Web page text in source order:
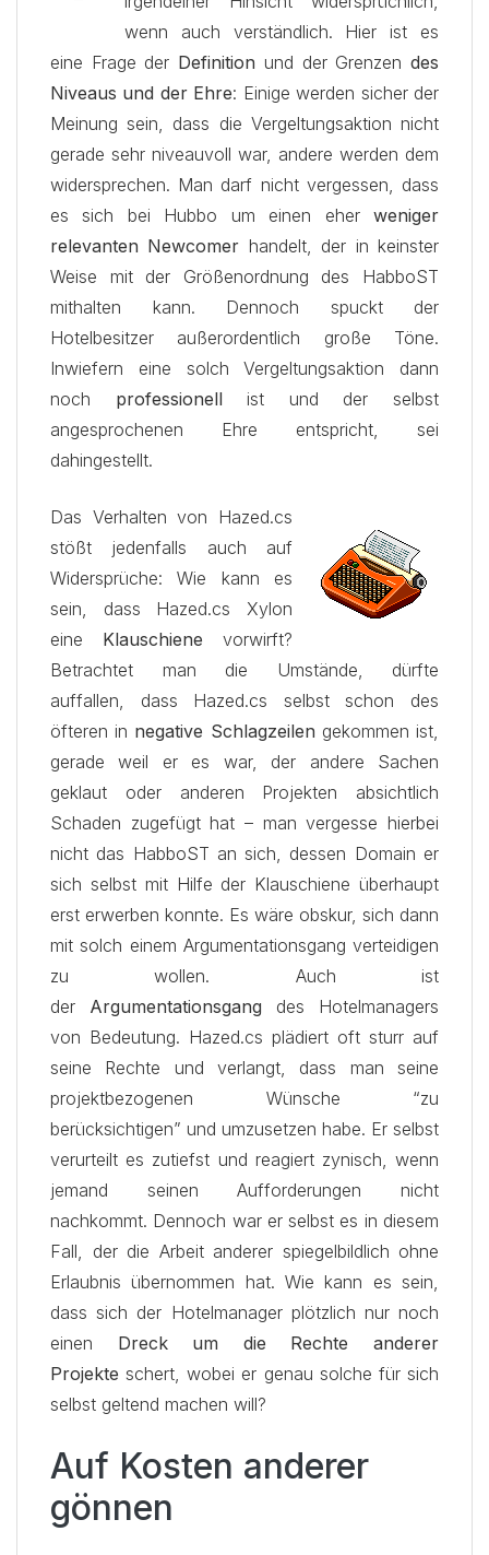
wenn auch verständlich. Hier ist es
eine Frage der Definition und der Grenzendes
Niveaus und der Ehre: Einige werden sicher der
Meinung sein, dass die Vergeltungsaktion nicht
gerade sehr niveauvoll war, andere werden dem
widersprechen. Man darf nicht vergessen, dass
es sich bei Hubbo um einen eher weniger
relevanten Newcomer handelt, der in keinster
Weise mit der Größenordnung des HabboST
mithalten kann. Dennoch spuckt der
Hotelbesitzer außerordentlich große Töne.
Inwiefern eine solch Vergeltungsaktion dann
noch professionellist und der selbst
angesprochenen Ehre entspricht, sei
dahingestellt.
Das Verhalten von Hazed.cs
stößt jedenfalls auch auf
Widersprüche: Wie kann es
sein, dass Hazed.cs Xylon
eine Klauschiene vorwirft?
Betrachtet man die Umstände, dürfte
auffallen, dass Hazed.cs selbst schon des
öfteren in negative Schlagzeilen gekommen ist,
gerade weil er es war, der andere Sachen
geklaut oder anderen Projekten absichtlich
Schaden zugefügt hat – man vergesse hierbei
nicht das HabboST an sich, dessen Domain er
sich selbst mit Hilfe der Klauschiene überhaupt
erst erwerben konnte. Es wäre obskur, sich dann
mit solch einem Argumentationsgang verteidigen
zu wollen. Auch ist
der Argumentationsgang des Hotelmanagers
von Bedeutung. Hazed.cs plädiert oft sturr auf
seine Rechte und verlangt, dass man seine
projektbezogenen Wünsche “zu
berücksichtigen” und umzusetzen habe. Er selbst
verurteilt es zutiefst und reagiert zynisch, wenn
jemand seinen Aufforderungen nicht
nachkommt. Dennoch war er selbst es in diesem
Fall, der die Arbeit anderer spiegelbildlich ohne
Erlaubnis übernommen hat. Wie kann es sein,
dass sich der Hotelmanager plötzlich nur noch
einen Dreck um die Rechte anderer
Projekte schert, wobei er genau solche für sich
selbst geltend machen will?
Auf Kosten anderer
gönnen